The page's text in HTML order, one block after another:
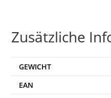
Zusätzliche
GEWICHT
EAN